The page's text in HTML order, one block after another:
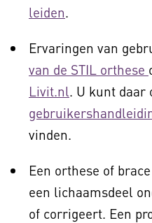
leiden.
Ervaringen van
van de STIL orthese
Livit.nl. U kunt daar
vinden.
Een orthese of
een lichaamsdeel
of corrigeert. Een